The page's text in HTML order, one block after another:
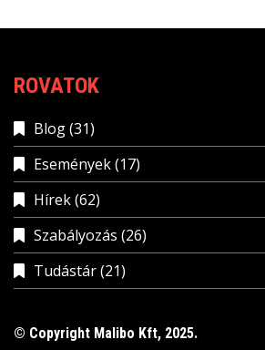
ROVATOK
Blog(31)
Események(17)
Hírek(62)
Szabályozás (26)
Tudástár(21)
© Copyright Malibo Kft, 2025.